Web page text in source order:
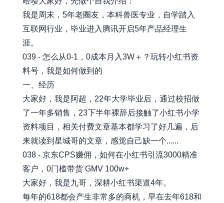
我是周末，5年老圈友，本科兽医专业，自学踏入
互联网行业，毕业进入腾讯开启5年产品经理生
涯。
039 - 怎么从0-1，0成本月入3W＋？玩转小红书资
料号，我是如何做到的
一、经历
大家好，我是阿超，22年大学毕业后，通过校招做
了一年多销售，23下半年裸辞后接触了小红书小学
资料项目，相关付费文章基本都学习了好几遍，后
来就读到星城哥的文章，感觉自己缺一个......
038 - 京东CPS赚佣，如何在小红书引流3000精准
客户，0门槛带货 GMV 100w+
大家好，我是九哥，深耕小红书渠道4年。
每年的618都会产生非常多的商机，早在去年618和